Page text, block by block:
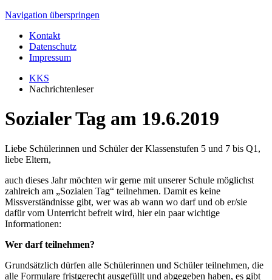
Navigation überspringen
Kontakt
Datenschutz
Impressum
KKS
Nachrichtenleser
Sozialer Tag am 19.6.2019
Liebe Schülerinnen und Schüler der Klassenstufen 5 und 7 bis Q1,
liebe Eltern,
auch dieses Jahr möchten wir gerne mit unserer Schule möglichst
zahlreich am „Sozialen Tag“ teilnehmen. Da­mit es keine
Missverständnisse gibt, wer was ab wann wo darf und ob er/sie
dafür vom Unterricht befreit wird, hier ein paar wichtige
Informationen:
Wer darf teilnehmen?
Grundsätzlich dürfen alle Schülerinnen und Schüler teilnehmen, die
alle Formulare fristgerecht ausgefüllt und abgegeben haben, es gibt